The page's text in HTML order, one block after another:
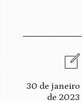
30 de janeiro
de 2023